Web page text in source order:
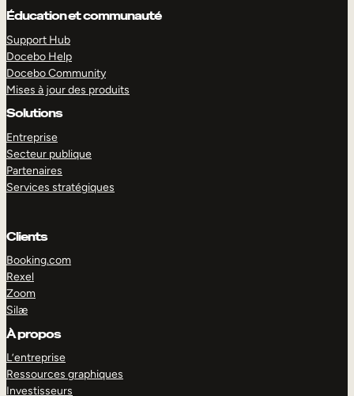
Éducation et communauté
Support Hub
Docebo Help
Docebo Community
Mises à jour des produits
Solutions
Entreprise
Secteur publique
Partenaires
Services stratégiques
Clients
Booking.com
Rexel
Zoom
Silæ
À propos
L’entreprise
Ressources graphiques
Investisseurs